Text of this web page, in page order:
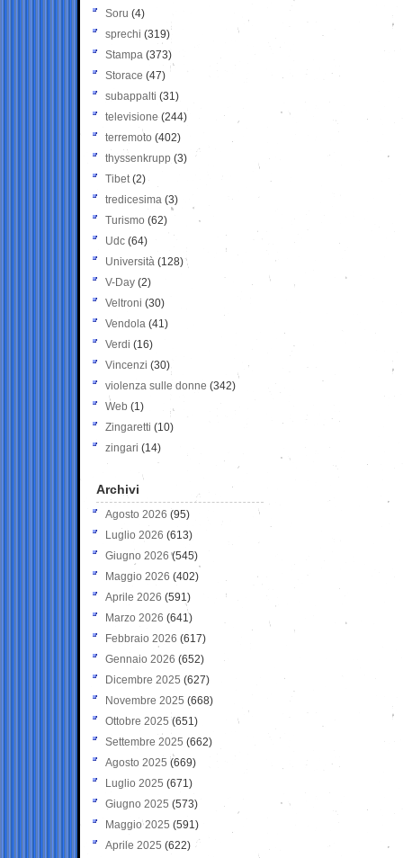
Soru (4)
sprechi (319)
Stampa (373)
Storace (47)
subappalti (31)
televisione(244)
terremoto (402)
thyssenkrupp (3)
Tibet(2)
tredicesima (3)
Turismo (62)
Udc (64)
Università (128)
V-Day (2)
Veltroni (30)
Vendola (41)
Verdi (16)
Vincenzi (30)
violenza sulle donne (342)
Web (1)
Zingaretti (10)
zingari (14)
Archivi
Agosto 2026 (95)
Luglio 2026 (613)
Giugno 2026 (545)
Maggio 2026 (402)
Aprile 2026 (591)
Marzo 2026 (641)
Febbraio 2026 (617)
Gennaio 2026 (652)
Dicembre 2025 (627)
Novembre 2025 (668)
Ottobre 2025 (651)
Settembre 2025 (662)
Agosto 2025 (669)
Luglio 2025 (671)
Giugno 2025 (573)
Maggio 2025 (591)
Aprile 2025 (622)